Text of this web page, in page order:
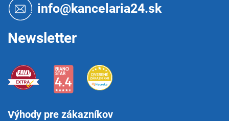
info@kancelaria24.sk
Newsletter
Výhody pre zákazníkov